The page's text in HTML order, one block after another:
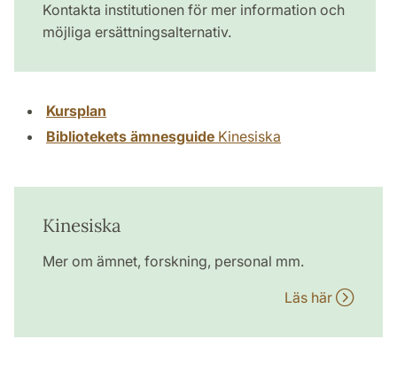
Kontakta institutionen för mer information och
möjliga ersättningsalternativ.
Kursplan
Bibliotekets ämnesguide Kinesiska
Kinesiska
Mer om ämnet, forskning, personal mm.
Läs här